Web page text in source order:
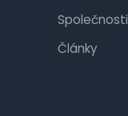
Společnosti
Články